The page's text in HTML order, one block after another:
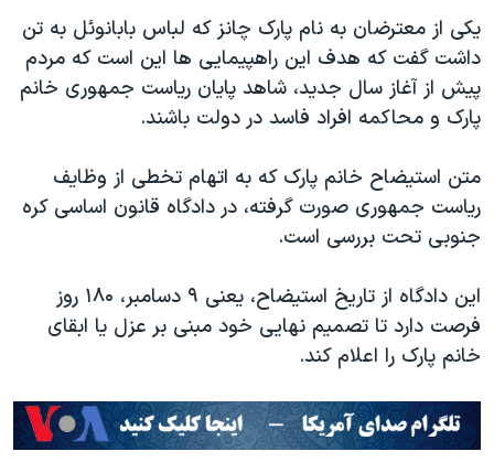
یکی از معترضان به نام پارک چانز که لباس بابانوئل به تن
داشت گفت که هدف این راهپیمایی ها این است که مردم
پیش از آغاز سال جدید، شاهد پایان ریاست جمهوری خانم
پارک و محاکمه افراد فاسد در دولت باشند.
متن استیضاح خانم پارک که به اتهام تخطی از وظایف
ریاست جمهوری صورت گرفته، در دادگاه قانون اساسی کره
جنوبی تحت بررسی است.
این دادگاه از تاریخ استیضاح، یعنی ۹ دسامبر، ۱۸۰ روز
فرصت دارد تا تصمیم نهایی خود مبنی بر عزل یا ابقای
خانم پارک را اعلام کند.